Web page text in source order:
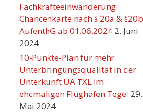
Fachkräfteeinwanderung:
Chancenkarte nach § 20a & §20b
AufenthG ab 01.06.2024 2. Juni
2024
10-Punkte-Plan für mehr
Unterbringungsqualität in der
Unterkunft UA TXL im
ehemaligen Flughafen Tegel 29.
Mai 2024